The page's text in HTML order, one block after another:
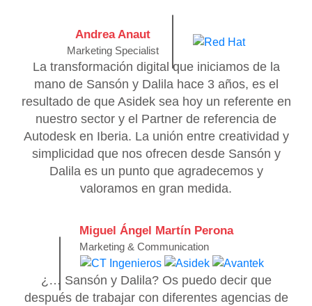
Andrea Anaut
Marketing Specialist
La transformación digital que iniciamos de la
mano de Sansón y Dalila hace 3 años, es el
resultado de que Asidek sea hoy un referente en
nuestro sector y el Partner de referencia de
Autodesk en Iberia. La unión entre creatividad y
simplicidad que nos ofrecen desde Sansón y
Dalila es un punto que agradecemos y
valoramos en gran medida.
Miguel Ángel Martín Perona
Marketing & Communication
¿… Sansón y Dalila? Os puedo decir que
después de trabajar con diferentes agencias de